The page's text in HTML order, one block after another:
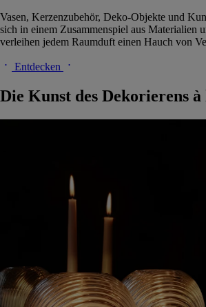
Vasen, Kerzenzubehör, Deko-Objekte und
sich in einem Zusammenspiel aus Materialien
verleihen jedem Raumduft einen Hauch von
Entdecken
Die Kunst des Dekorierens